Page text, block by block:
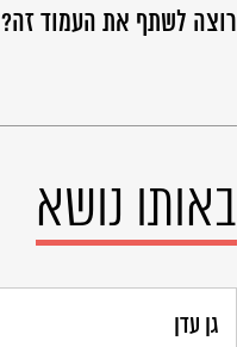
רוצה לשתף את העמוד זה?
באותו נושא
גן עדן